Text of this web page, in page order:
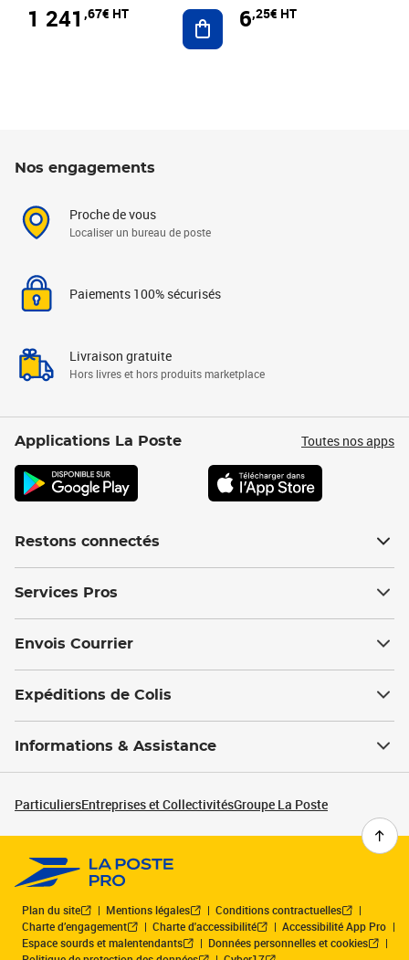
1 241 ,67€ HT Ajouter au panier
6,25€ HT
Nos engagements
Proche de vous
Localiser un bureau de poste
Paiements 100% sécurisés
Livraison gratuite
Hors livres et hors produits marketplace
Applications La Poste Toutes nos apps
Restons connectés
Services Pros
Envois Courrier
Expéditions de Colis
Informations & Assistance
ParticuliersEntreprises et CollectivitésGroupe La Poste
Plan du site Mentions légales
Conditions contractuelles
Charte d’engagement
Charte d'accessibilité
Accessibilité App Pro
Espace sourds et malentendants
Données personnelles et cookies